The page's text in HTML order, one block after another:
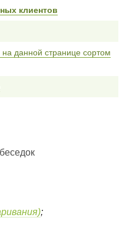
клиентов
данной странице сортом
;